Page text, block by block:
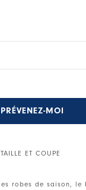
PRÉVENEZ-MOI
TAILLE ET COUPE
robes de saison, le